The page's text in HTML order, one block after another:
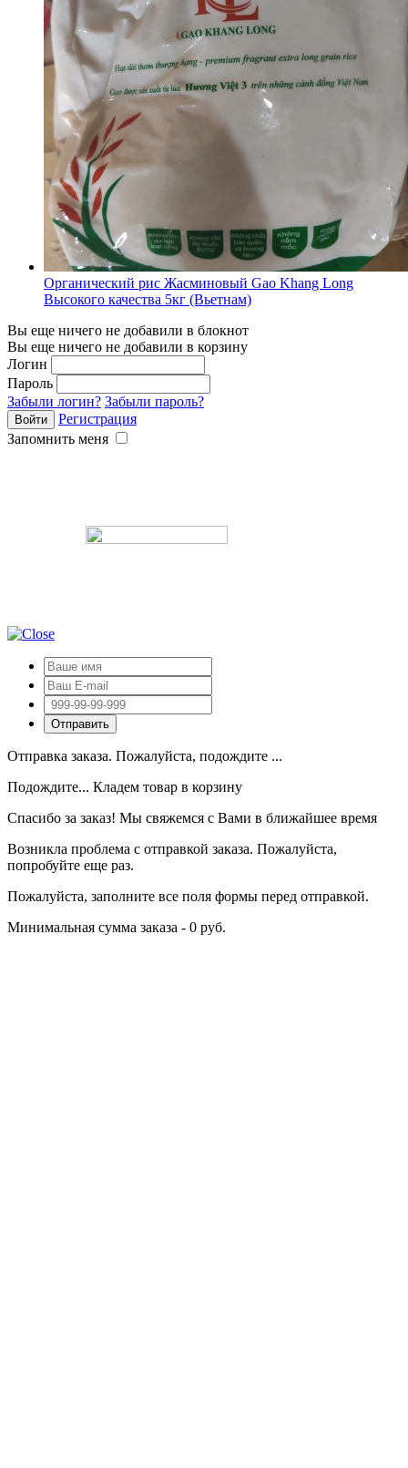
Органический рис Жасминовый Gao Khang Long
Высокого качества 5кг (Вьетнам)
Вы еще ничего не добавили в блокнот
Вы еще ничего не добавили в корзину
Логин
Пароль
Забыли логин? Забыли пароль?
Регистрация
Запомнить меня
Отправка заказа. Пожалуйста, подождите ...
Подождите... Кладем товар в корзину
Спасибо за заказ! Мы свяжемся с Вами в ближайшее время
Возникла проблема с отправкой заказа. Пожалуйста,
попробуйте еще раз.
Пожалуйста, заполните все поля формы перед отправкой.
Минимальная сумма заказа - 0 руб.